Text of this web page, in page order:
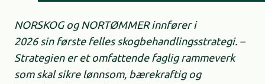
NORSKOG og NORTØMMER innfører i
2026 sin første felles skogbehandlingsstrategi. –
Strategien er et omfattende faglig rammeverk
som skal sikre lønnsom, bærekraftig og